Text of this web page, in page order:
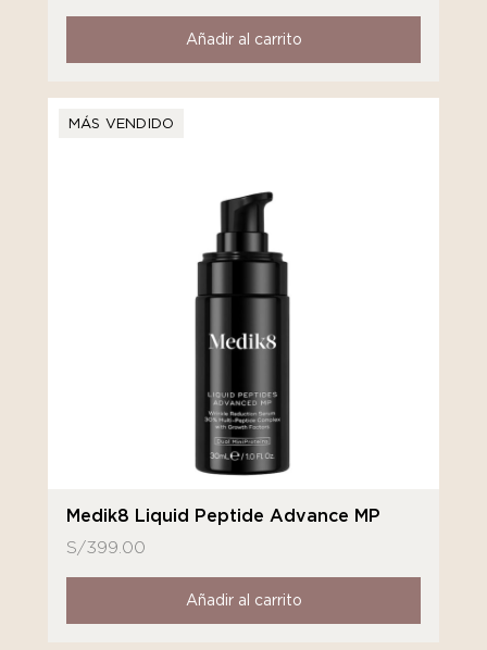
Añadir al carrito
MÁS VENDIDO
Medik8 Liquid Peptide Advance MP
S/399.00
Añadir al carrito